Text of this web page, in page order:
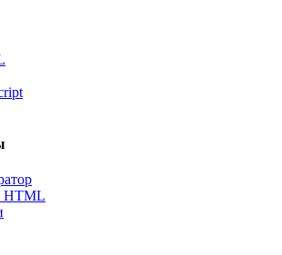
HTML